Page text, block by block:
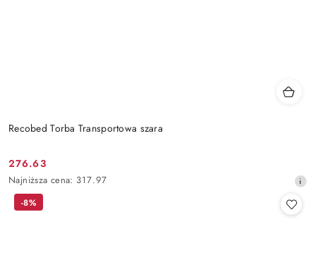
Recobed Torba Transportowa szara
Cena
promocyjna:
276.63
Najniższa
cena
Najniższa cena: 317.97
-8%